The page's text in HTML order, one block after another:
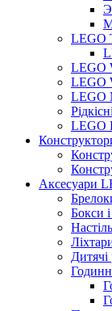
LEGO
LEGO
LEGO
LEGO
LEGO
Аксесуари
Бокси